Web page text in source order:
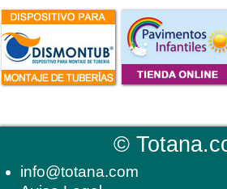
©
info@totana.com